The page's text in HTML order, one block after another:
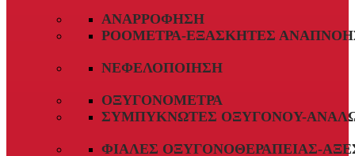
ΑΝΑΡΡΌΦΗΣΗ
ΡΟΌΜΕΤΡΑ-ΕΞΑΣΚΗΤΈΣ
ΝΕΦΕΛΟΠΟΊΗΣΗ
ΟΞΥΓΟΝΌΜΕΤΡΑ
ΣΥΜΠΥΚΝΩΤΈΣ ΟΞΥΓΌΝΟΥ-
ΦΙΆΛΕΣ ΟΞΥΓΟΝΟΘΕΡΑΠΕΊΑΣ-